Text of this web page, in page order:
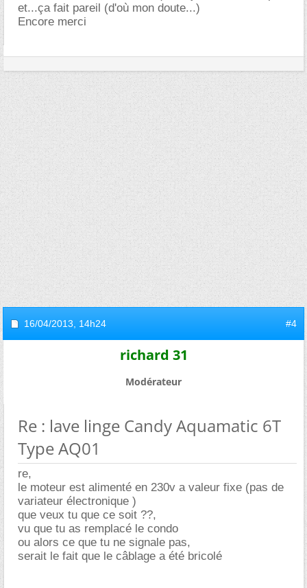
et...ça fait pareil (d'où mon doute...)
Encore merci
16/04/2013, 14h24 #4
richard 31
Modérateur
Re : lave linge Candy Aquamatic 6T
Type AQ01
re,
le moteur est alimenté en 230v a valeur fixe (pas de
variateur électronique )
que veux tu que ce soit ??,
vu que tu as remplacé le condo
ou alors ce que tu ne signale pas,
serait le fait que le câblage a été bricolé